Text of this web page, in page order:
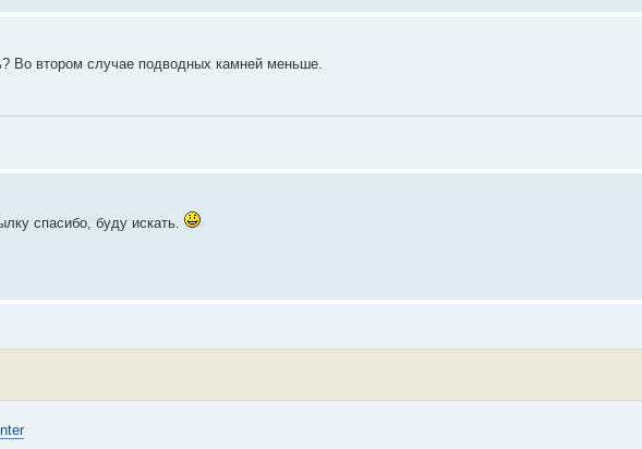
Во втором случае подводных камней меньше.
спасибо, буду искать.